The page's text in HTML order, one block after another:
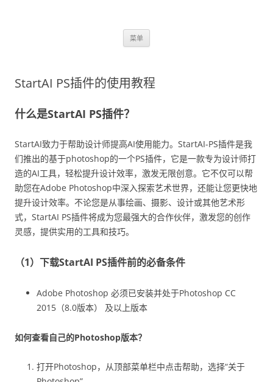
菜单
StartAI PS插件的使用教程
什么是StartAI PS插件？
StartAI致力于帮助设计师提高AI使用能力。StartAI-PS插件是我
们推出的基于photoshop的一个PS插件，它是一款专为设计师打
造的AI工具，轻松提升设计效率，激发无限创意。它不仅可以帮
助您在Adobe Photoshop中深入探索艺术世界，还能让您更快地
提升设计效率。不论您是从事绘画、摄影、设计或其他艺术形
式，StartAI PS插件将成为您最强大的合作伙伴，激发您的创作
灵感，提供实用的工具和技巧。
（1）下载StartAI PS插件前的必备条件
Adobe Photoshop 必须已安装并处于Photoshop CC
2015（8.0版本） 及以上版本
如何查看自己的Photoshop版本？
打开Photoshop，从顶部菜单栏中点击帮助，选择“关于